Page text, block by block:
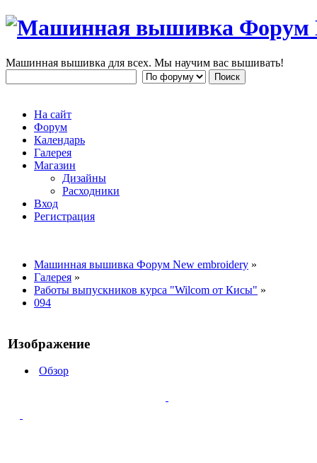
Машинная вышивка для всех. Мы научим вас вышивать!
На сайт
Форум
Календарь
Галерея
Магазин
Дизайны
Расходники
Вход
Регистрация
Машинная вышивка Форум New embroidery »
Галерея »
Работы выпускников курса "Wilcom от Кисы" »
094
Изображение
Обзор